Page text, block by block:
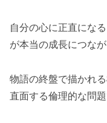
自分の心に正直にな
が本当の成長につなが
物語の終盤で描かれ
直面する倫理的な問題